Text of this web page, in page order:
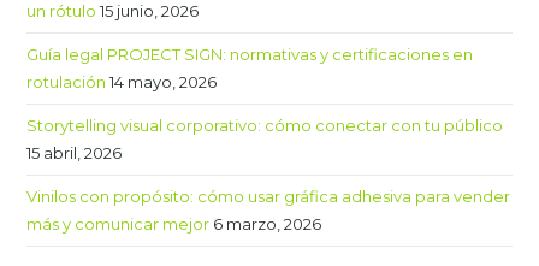
un rótulo 15 junio, 2026
Guía legal PROJECT SIGN: normativas y certificaciones en
rotulación 14 mayo, 2026
Storytelling visual corporativo: cómo conectar con tu público
15 abril, 2026
Vinilos con propósito: cómo usar gráfica adhesiva para vender
más y comunicar mejor 6 marzo, 2026